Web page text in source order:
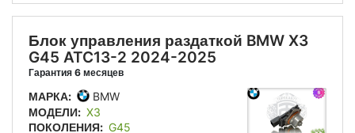
Блок управления раздаткой BMW X3
G45 ATC13-2 2024-2025
Гарантия 6 месяцев
МАРКА:
BMW
МОДЕЛИ: X3
ПОКОЛЕНИЯ: G45